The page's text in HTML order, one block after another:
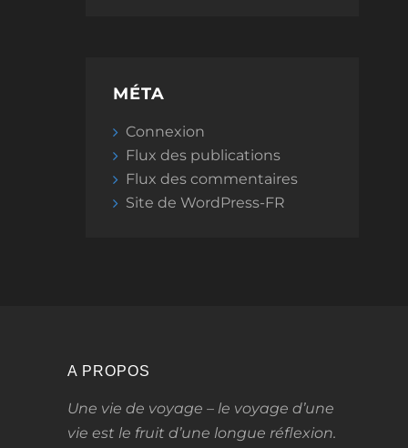
MÉTA
Connexion
Flux des publications
Flux des commentaires
Site de WordPress-FR
A PROPOS
Une vie de voyage – le voyage d’une
vie est le fruit d’une longue réflexion.